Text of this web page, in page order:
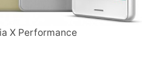
X Performance